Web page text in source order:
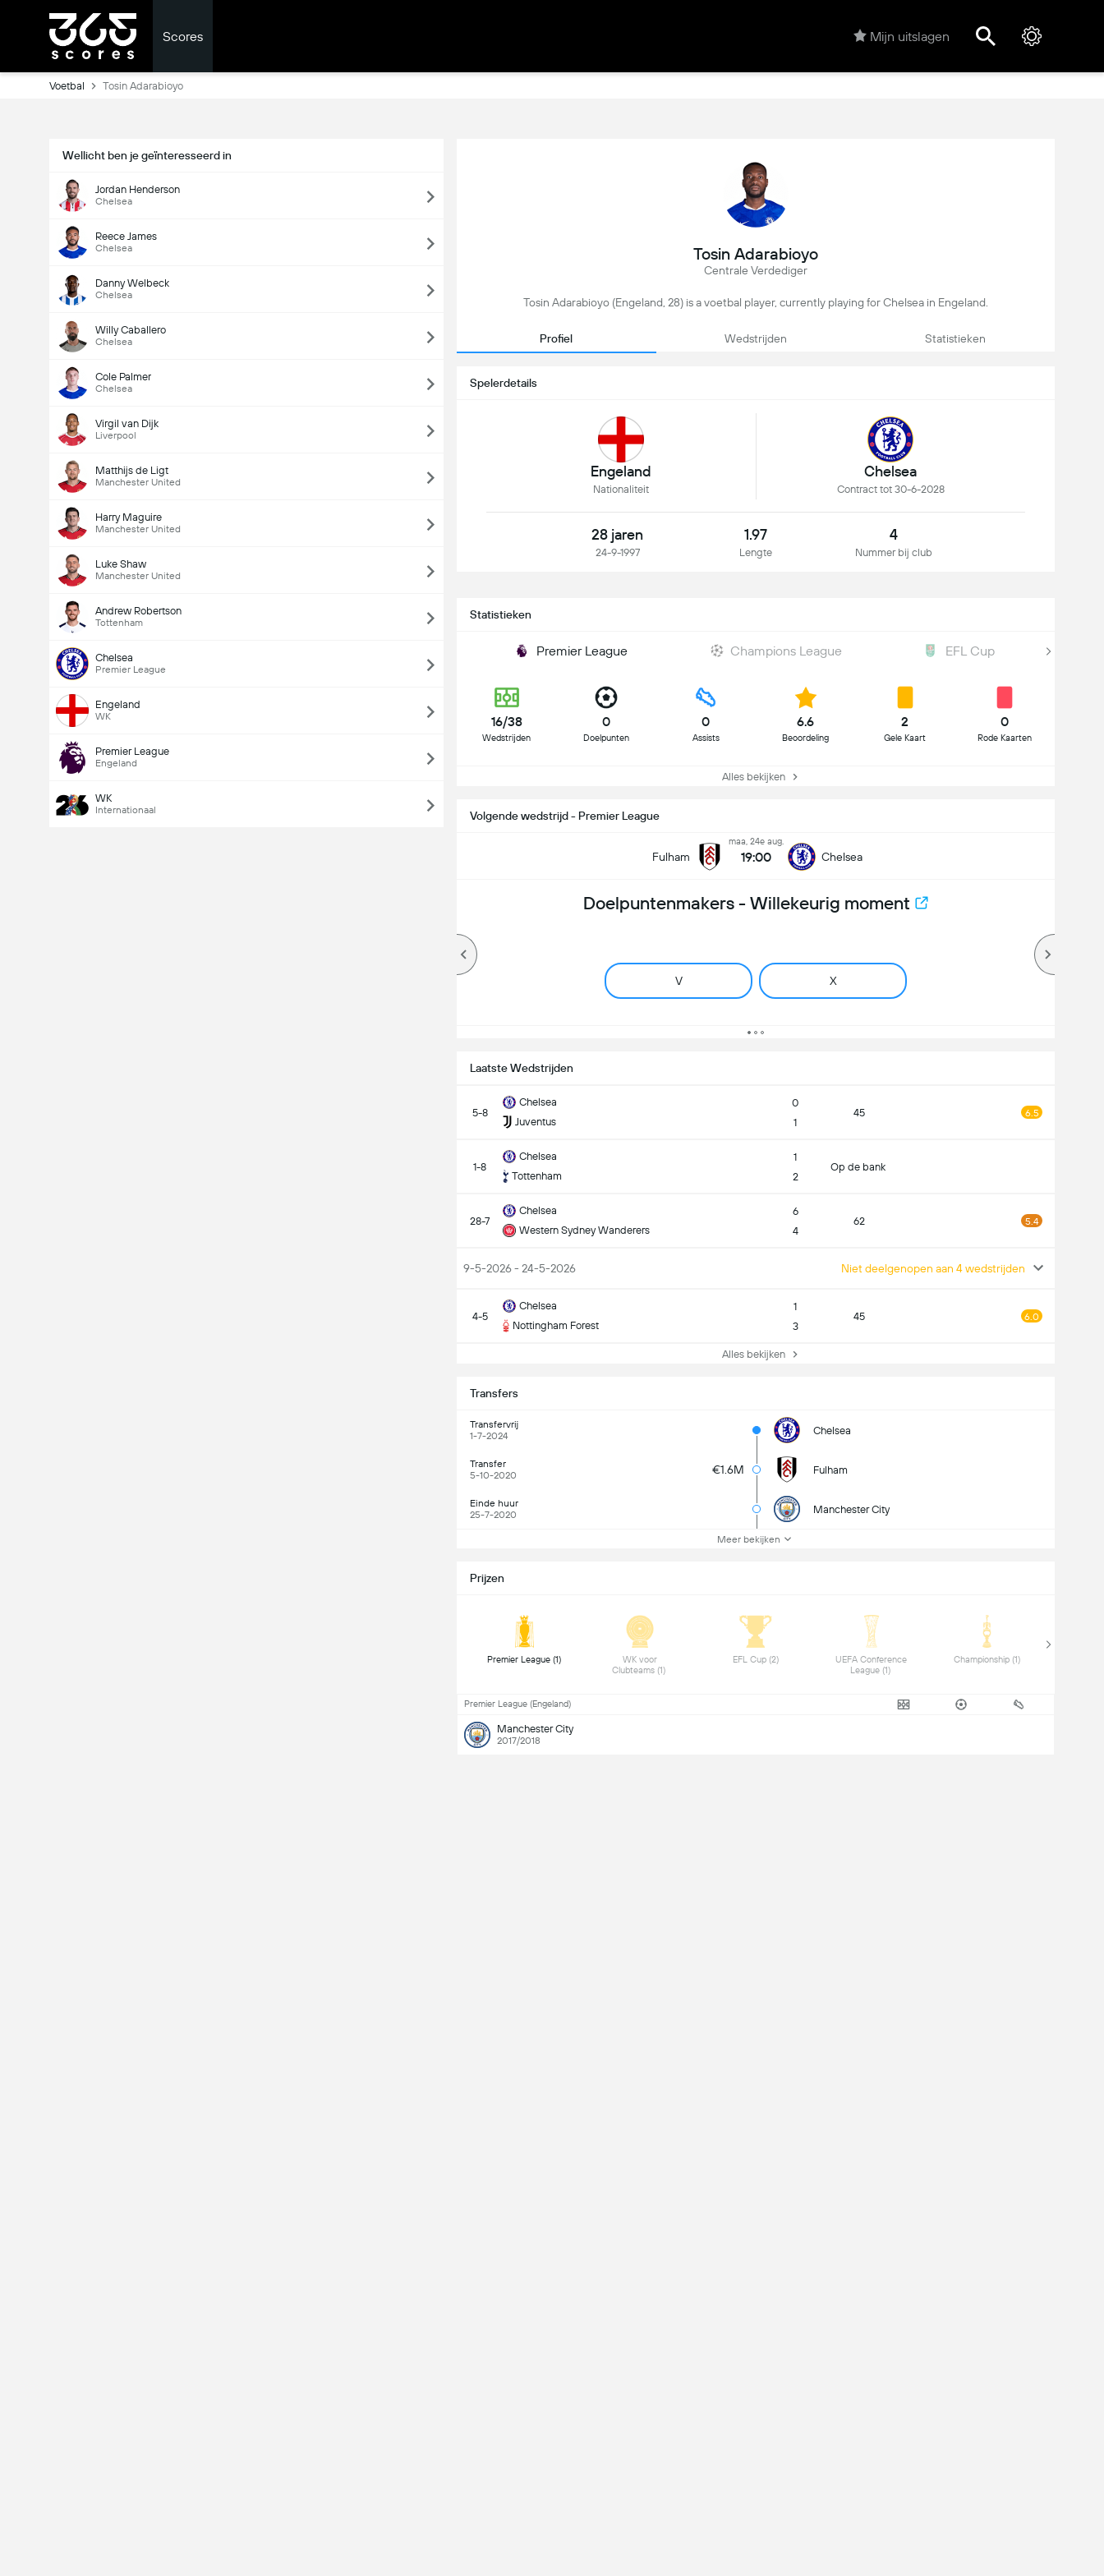
Scores Mijn uitslagen
Voetbal Tosin Adarabioyo
Wellicht ben je geïnteresseerd in
Jordan Henderson
Chelsea
Reece James
Chelsea
Danny Welbeck
Chelsea
Willy Caballero
Chelsea
Cole Palmer
Chelsea
Virgil van Dijk
Liverpool
Matthijs de Ligt
Manchester United
Harry Maguire
Manchester United
Luke Shaw
Manchester United
Andrew Robertson
Tottenham
Chelsea
Premier League
Engeland
WK
Premier League
Engeland
WK
Internationaal
Tosin Adarabioyo
Centrale Verdediger
Tosin Adarabioyo (Engeland, 28) is a voetbal player, currently playing for Chelsea in Engeland.
Profiel Wedstrijden Statistieken
Spelerdetails
Engeland
Nationaliteit
Chelsea
Contract tot 30-6-2028
28 jaren
24-9-1997
1.97
Lengte
4
Nummer bij club
Statistieken
Premier League Champions League EFL Cup
16/38
Wedstrijden
0
Doelpunten
0
Assists
6.6
Beoordeling
2
Gele Kaart
0
Rode Kaarten
Alles bekijken
Volgende wedstrijd - Premier League
Fulham
maa, 24e aug.
19:00 Chelsea
Doelpuntenmakers - Willekeurig moment
V X
Laatste Wedstrijden
5-8
Chelsea
Juventus
0
1
45 6.5
1-8
Chelsea
Tottenham
1
2
Op de bank
28-7
Chelsea
Western Sydney Wanderers
6
4
62 5.4
9-5-2026 - 24-5-2026 Niet deelgenopen aan 4 wedstrijden
4-5
Chelsea
Nottingham Forest
1
3
45 6.0
Alles bekijken
Transfers
Transfervrij
1-7-2024
Chelsea
Transfer
5-10-2020
€1.6M Fulham
Einde huur
25-7-2020
Manchester City
Meer bekijken
Prijzen
WK voor
UEFA Conference
League (1)
Premier League (Engeland)
Manchester City
2017/2018